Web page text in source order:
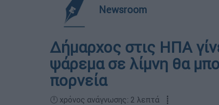
Newsroom
Δήμαρχος στις ΗΠΑ
ψάρεμα σε λίμνη θα
πορνεία
🕛 χρόνος ανάγνωσης: 2 λεπτά ┋